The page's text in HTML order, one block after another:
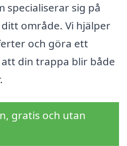
specialiserar sig på
område. Vi hjälper
och göra ett
din trappa blir både
gratis och utan